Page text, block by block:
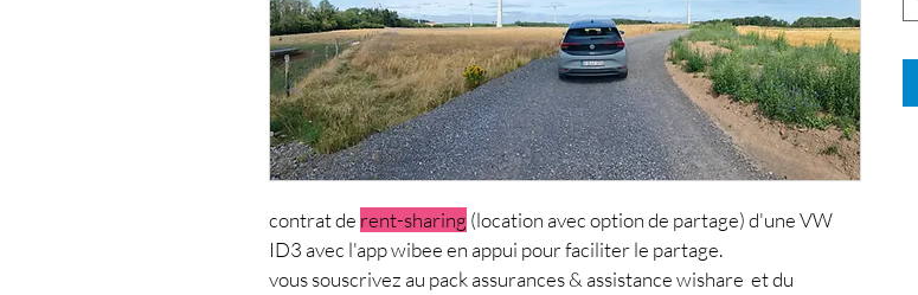
contrat de rent-sharing (location avec option de partage) d'une VW
ID3 avec l'app wibee en appui pour faciliter le partage.
vous souscrivez au pack assurances & assistance wishare  et du